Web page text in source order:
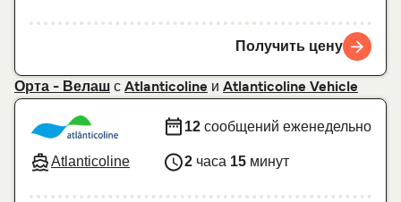
Получить цену
Орта - Велаш с Atlanticoline и Atlanticoline Vehicle
Atlanticoline
12 сообщений еженедельно
2 часа 15 минут